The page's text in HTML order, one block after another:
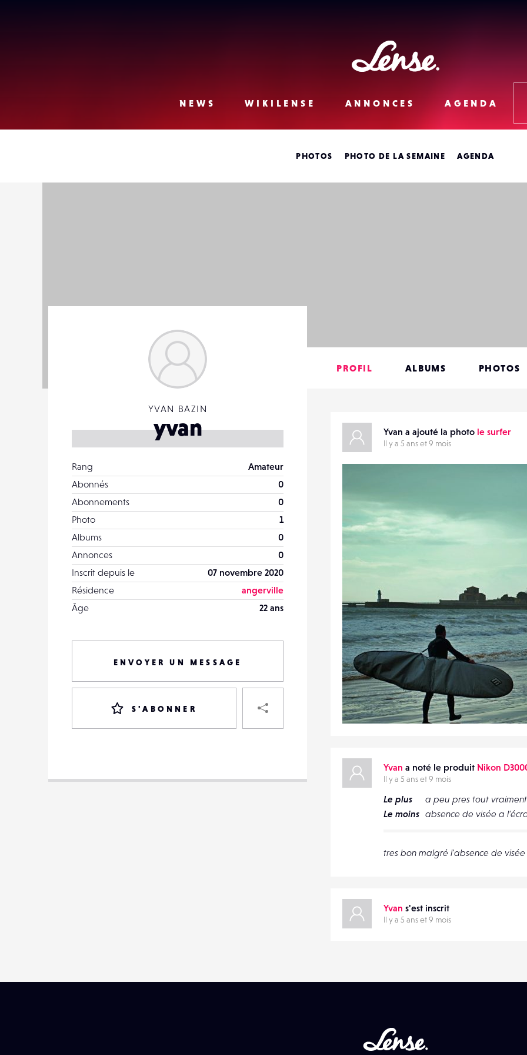
Lense
NEWS
WIKILENSE ANNONCES AGENDA
PHOTOS PHOTO DE LA SEMAINE AGENDA
YVAN BAZIN
yvan
Rang
Amateur
Abonnés
0
Abonnements
0
Photo
1
Albums
0
Annonces
0
Inscrit depuis le
07 novembre 2020
Résidence
angerville
Âge
22 ans
ENVOYER UN MESSAGE
S'ABONNER
DESTINATAIRE
VOTRE
PROFIL ALBUMS PHOTOS
Yvan a ajouté la photo le surfer
Il y a 5 ans et 9 mois
0
18
Yvan a noté le produit Nikon
Il y a 5 ans et 9 mois
Le plus
a peu pres tout
Le moins absence de visée a
tres bon malgré l'absence de
Yvan s'est inscrit
Il y a 5 ans et 9 mois